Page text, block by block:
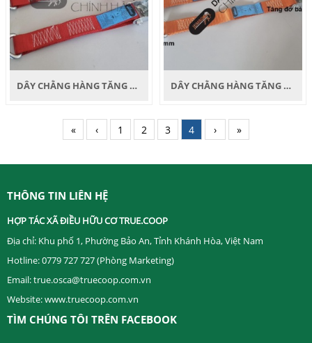
DÂY CHẰNG HÀNG TĂNG ĐƠ + 2 MÓC J-HOOK DÂY CHẰNG HÀNG TĂNG ĐƠ 6M
« ‹ 1 2 3 4 › »
THÔNG TIN LIÊN HỆ
HỢP TÁC XÃ ĐIỀU HỮU CƠ TRUE.COOP ​
Địa chỉ: Khu phố 1, Phường Bảo An, Tỉnh Khánh Hòa, Việt Nam
Hotline: 0779 727 727 (Phòng Marketing)
Email: true.osca@truecoop.com.vn
Website: www.truecoop.com.vn
TÌM CHÚNG TÔI TRÊN FACEBOOK